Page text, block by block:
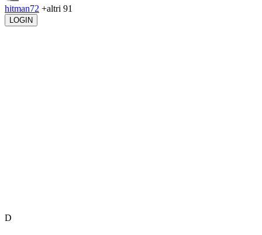
hitman72 +altri 91
LOGIN
D